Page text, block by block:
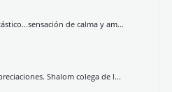
de calma y am...
Shalom colega de l...